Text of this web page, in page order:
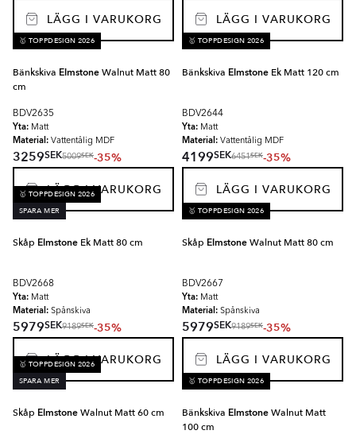
LÄGG I VARUKORG LÄGG I VARUKORG
🥇 TOPPDESIGN 2026
Bänkskiva ElmstoneWalnut Matt 80
cm
BDV2635
Yta: Matt
Material: Vattentålig MDF
3259SEK5009SEK-35%
LÄGG I VARUKORG
🥇 TOPPDESIGN 2026
Bänkskiva Elmstone Ek Matt 120 cm
BDV2644
Yta: Matt
Material: Vattentålig MDF
4199SEK6451SEK-35%
LÄGG I VARUKORG
🥇 TOPPDESIGN 2026
SPARA MER
Skåp Elmstone Ek Matt 80 cm
BDV2668
Yta: Matt
Material: Spånskiva
5979SEK9189SEK-35%
LÄGG I VARUKORG
🥇 TOPPDESIGN 2026
Skåp ElmstoneWalnut Matt 80 cm
BDV2667
Yta: Matt
Material: Spånskiva
5979SEK9189SEK-35%
LÄGG I VARUKORG
🥇 TOPPDESIGN 2026
SPARA MER
Skåp ElmstoneWalnut Matt 60 cm
🥇 TOPPDESIGN 2026
Bänkskiva ElmstoneWalnut Matt
100 cm